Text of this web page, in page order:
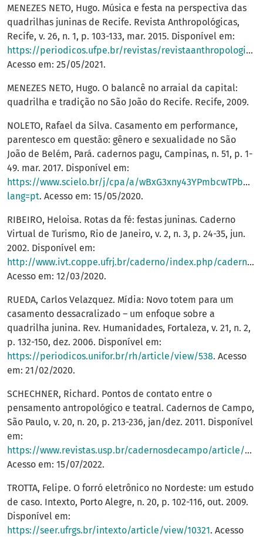
MENEZES NETO, Hugo. Música e festa na perspectiva das
quadrilhas juninas de Recife. Revista Anthropológicas,
Recife, v. 26, n. 1, p. 103-133, mar. 2015. Disponível em:
https://periodicos.ufpe.br/revistas/revistaanthropologicas/article/view/23907
Acesso em: 25/05/2021.
MENEZES NETO, Hugo. O balancê no arraial da capital:
quadrilha e tradição no São João do Recife. Recife, 2009.
NOLETO, Rafael da Silva. Casamento em performance,
parentesco em questão: gênero e sexualidade no São
João de Belém, Pará. cadernos pagu, Campinas, n. 51, p. 1-
49. mar. 2017. Disponível em:
https://www.scielo.br/j/cpa/a/
lang=pt. Acesso em: 15/05/2020.
RIBEIRO, Heloisa. Rotas da fé: festas juninas. Caderno
Virtual de Turismo, Rio de Janeiro, v. 2, n. 3, p. 24-35, jun.
2002. Disponível em:
http://www.ivt.coppe.ufrj.br/caderno/index.php/caderno/article/view/19
Acesso em: 12/03/2020.
RUEDA, Carlos Velazquez. Mídia: Novo totem para um
casamento dessacralizado – um enfoque sobre a
quadrilha junina. Rev. Humanidades, Fortaleza, v. 21, n. 2,
p. 132-150, dez. 2006. Disponível em:
https://periodicos.unifor.br/rh/article/view/538. Acesso
em: 21/02/2020.
SCHECHNER, Richard. Pontos de contato entre o
pensamento antropológico e teatral. Cadernos de Campo,
São Paulo, v. 20, n. 20, p. 213-236, jan/dez. 2011. Disponível
em:
https://www.revistas.usp.br/cadernosdecampo/article/view/36807
Acesso em: 15/07/2022.
TROTTA, Felipe. O forró eletrônico no Nordeste: um estudo
de caso. Intexto, Porto Alegre, n. 20, p. 102-116, out. 2009.
Disponível em:
https://seer.ufrgs.br/intexto/article/view/10321. Acesso